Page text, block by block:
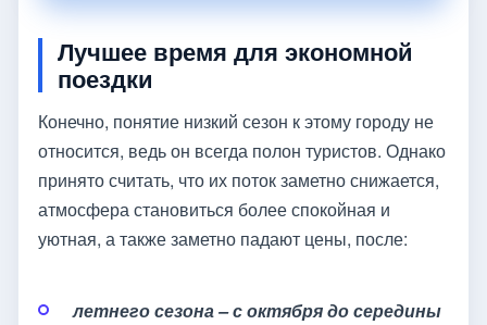
Лучшее время для экономной
поездки
Конечно, понятие низкий сезон к этому городу не
относится, ведь он всегда полон туристов. Однако
принято считать, что их поток заметно снижается,
атмосфера становиться более спокойная и
уютная, а также заметно падают цены, после:
летнего сезона – с октября до середины